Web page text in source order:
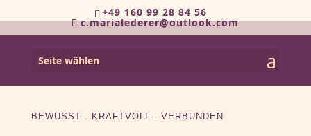
+49 160 99 28 84 56
c.marialederer@outlook.com
Seite wählen
BEWUSST - KRAFTVOLL - VERBUNDEN